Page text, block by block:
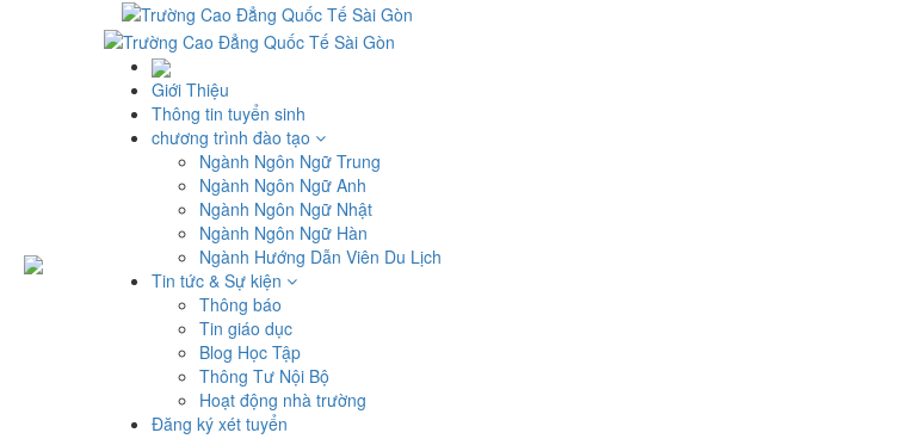
Giới Thiệu
Thông tin tuyển sinh
chương trình đào tạo
Ngành Ngôn Ngữ Trung
Ngành Ngôn Ngữ Anh
Ngành Ngôn Ngữ Nhật
Ngành Ngôn Ngữ Hàn
Ngành Hướng Dẫn Viên Du Lịch
Tin tức & Sự kiện
Thông báo
Tin giáo dục
Blog Học Tập
Thông Tư Nội Bộ
Hoạt động nhà trường
Đăng ký xét tuyển